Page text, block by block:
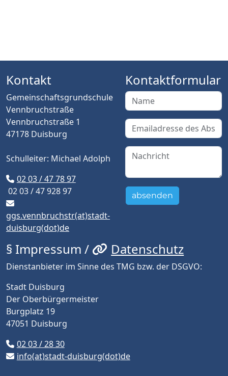
Kontakt
Gemeinschaftsgrundschule
Vennbruchstraße
Vennbruchstraße 1
47178 Duisburg
Schulleiter: Michael Adolph
02 03 / 47 78 97
02 03 / 47 928 97
ggs.vennbruchstr(at)stadt-
duisburg(dot)de
Kontaktformular
absenden
§ Impressum / Datenschutz
Dienstanbieter im Sinne des TMG bzw. der DSGVO:
Stadt Duisburg
Der Oberbürgermeister
Burgplatz 19
47051 Duisburg
02 03 / 28 30
info(at)stadt-duisburg(dot)de